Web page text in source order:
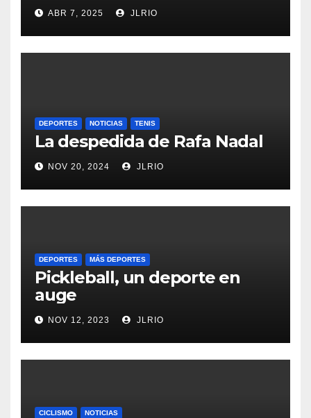
ABR 7, 2025 JLRIO
DEPORTES NOTICIAS TENIS
La despedida de Rafa Nadal
NOV 20, 2024 JLRIO
DEPORTES MÁS DEPORTES
Pickleball, un deporte en
auge
NOV 12, 2023 JLRIO
CICLISMO NOTICIAS